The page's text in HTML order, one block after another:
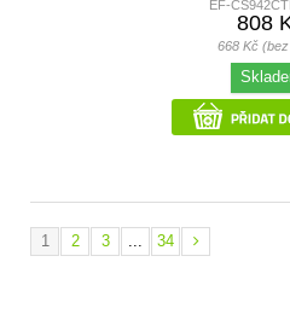
EF-
808
668 Kč
1 2 3 ... 34